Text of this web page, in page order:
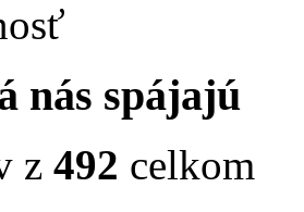
nás spájajú
z 492 celkom